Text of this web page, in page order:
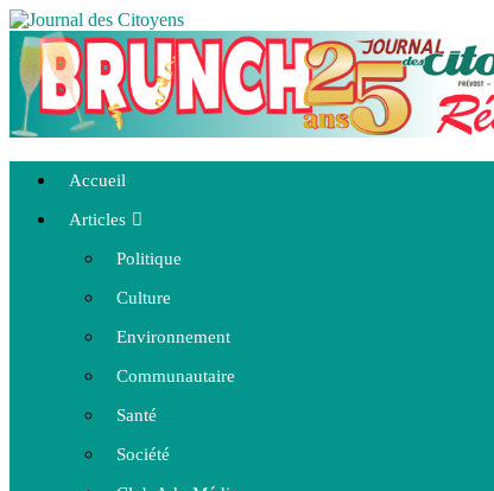
Accueil
Articles
Politique
Culture
Environnement
Communautaire
Santé
Société